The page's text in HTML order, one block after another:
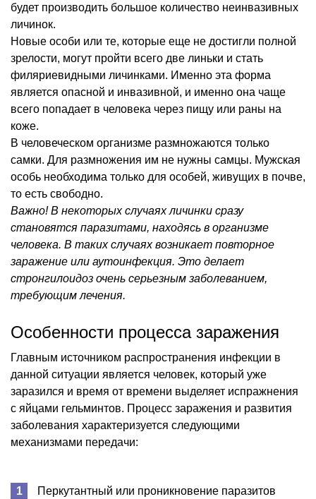
будет производить большое количество неинвазивных
личинок.
Новые особи или те, которые еще не достигли полной
зрелости, могут пройти всего две линьки и стать
филяриевидными личинками. Именно эта форма
является опасной и инвазивной, и именно она чаще
всего попадает в человека через пищу или раны на
коже.
В человеческом организме размножаются только
самки. Для размножения им не нужны самцы. Мужская
особь необходима только для особей, живущих в почве,
то есть свободно.
Важно! В некоторых случаях личинки сразу
становятся паразитами, находясь в организме
человека. В таких случаях возникает повторное
заражение или аутоинфекция. Это делает
стронгилоидоз очень серьезным заболеванием,
требующим лечения.
Особенности процесса заражения
Главным источником распространения инфекции в
данной ситуации является человек, который уже
заразился и время от времени выделяет испражнения
с яйцами гельминтов. Процесс заражения и развития
заболевания характеризуется следующими
механизмами передачи:
Перкутантный или проникновение паразитов